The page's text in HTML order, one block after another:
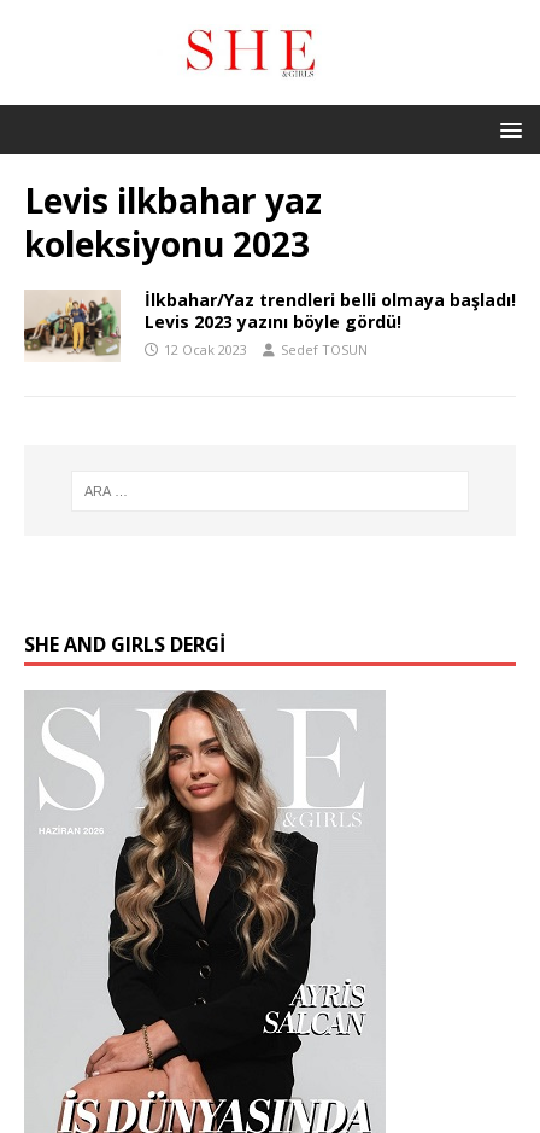
Levis ilkbahar yaz
koleksiyonu 2023
İlkbahar/Yaz trendleri belli olmaya başladı!
Levis 2023 yazını böyle gördü!
12 Ocak 2023 Sedef TOSUN
SHE AND GIRLS DERGİ